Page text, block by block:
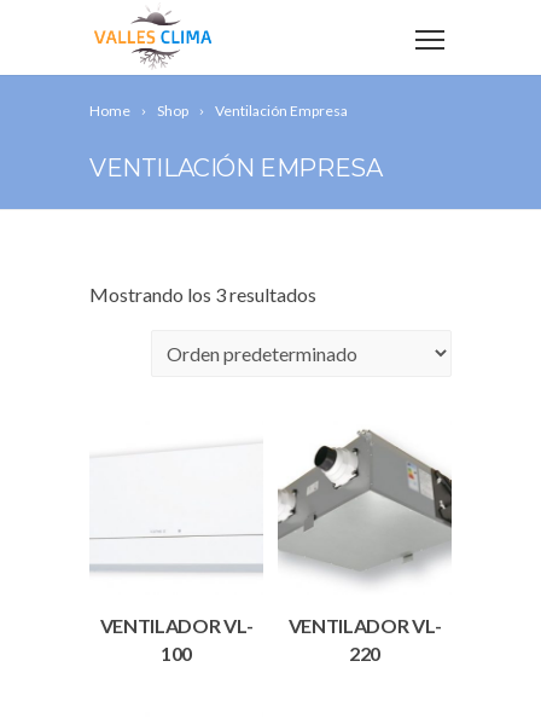
Home Shop Ventilación Empresa
VENTILACIÓN EMPRESA
Mostrando los 3 resultados
VENTILADOR VL-
100
VENTILADOR VL-
220